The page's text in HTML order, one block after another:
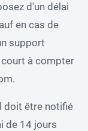
d'un délai
en cas de
support
à compter
doit être notifié
de 14 jours